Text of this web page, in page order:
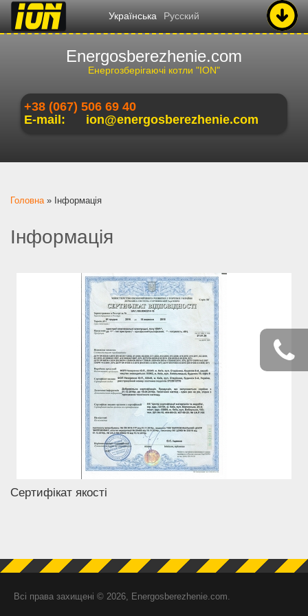
Українська Русский
Energosberezhenie.com
Енергозберігаючі котли "ION"
+38 (067) 506 69 40
E-mail:
ion@energosberezhenie.com
Ви є тут
Головна» Інформація
Інформація
Сертифікат якості
Всі права захищені © 2026, Energosberezhenie.com.